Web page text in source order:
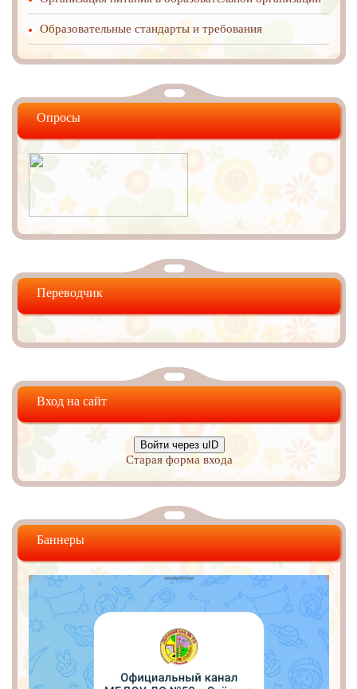
Образовательные стандарты и требования
Опросы
Переводчик
Вход на сайт
Войти через uID
Старая форма входа
Баннеры